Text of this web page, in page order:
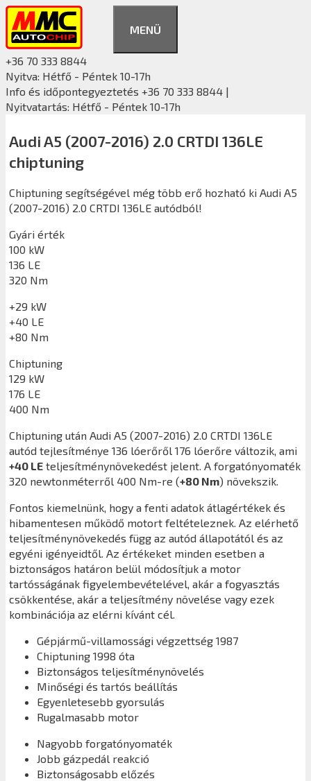
Kilépés
tartalomba
MENÜ
+36 70 333 8844
Nyitva: Hétfő - Péntek 10-17h
Info és időpontegyeztetés +36 70 333 8844 |
Nyitvatartás: Hétfő - Péntek 10-17h
Audi A5 (2007-2016) 2.0 CRTDI 136LE
chiptuning
Chiptuning segítségével még több erő hozható ki Audi A5
(2007-2016) 2.0 CRTDI 136LE autódból!
Gyári érték
100 kW
136 LE
320 Nm
+29 kW
+40 LE
+80 Nm
Chiptuning
129 kW
176 LE
400 Nm
Chiptuning után Audi A5 (2007-2016) 2.0 CRTDI 136LE
autód tejlesítménye 136 lóerőről 176 lóerőre változik, ami
+40 LE teljesítménynövekedést jelent. A forgatónyomaték
320 newtonméterről 400 Nm-re (+80 Nm) növekszik.
Fontos kiemelnünk, hogy a fenti adatok átlagértékek és
hibamentesen működő motort feltételeznek. Az elérhető
teljesítménynövekedés függ az autód állapotától és az
egyéni igényeidtől. Az értékeket minden esetben a
biztonságos határon belül módosítjuk a motor
tartósságának figyelembevételével, akár a fogyasztás
csökkentése, akár a teljesítmény növelése vagy ezek
kombinációja az elérni kívánt cél.
Gépjármű-villamossági végzettség 1987
Chiptuning 1998 óta
Biztonságos teljesítménynövelés
Minőségi és tartós beállítás
Egyenletesebb gyorsulás
Rugalmasabb motor
Nagyobb forgatónyomaték
Jobb gázpedál reakció
Biztonságosabb előzés